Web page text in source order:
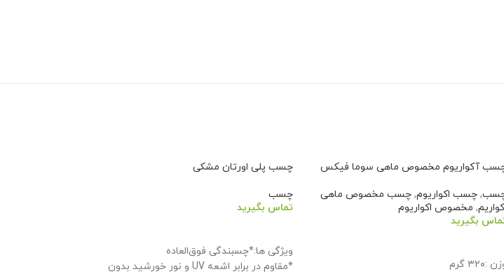
آکواریوم مخصوص ماهی سوما فیکس
, چسب اکواریوم, چسب مخصوص ماهی
, مخصوص اکواریوم
بگیرید
:۳۲۰ گرم
چسب پلی اورتان مشکی
چسب
تماس بگیرید
ویژگی ها:*چسبندگی فوق‌العاده
*مقاوم در برابر اشعه UV و نور خورشید بدون